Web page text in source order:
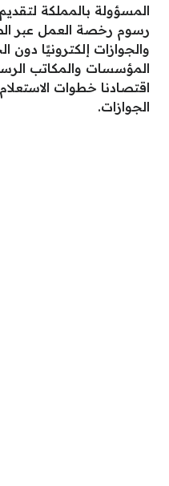
المسؤولة بالمملكة
رسوم رخصة العمل عبر
والجوازات إلكترونيًا دون
المؤسسات والمكاتب
اقتصادنا خطوات
الجوازات.